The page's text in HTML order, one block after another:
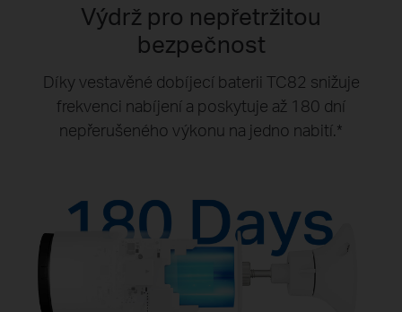
Výdrž pro nepřetržitou
bezpečnost
Díky vestavěné dobíjecí baterii TC82 snižuje
frekvenci nabíjení a poskytuje až 180 dní
nepřerušeného výkonu na jedno nabití.*